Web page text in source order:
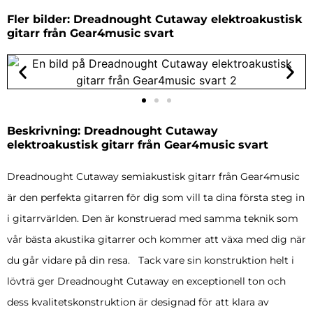
Fler bilder: Dreadnought Cutaway elektroakustisk
gitarr från Gear4music svart
Beskrivning: Dreadnought Cutaway
elektroakustisk gitarr från Gear4music svart
Dreadnought Cutaway semiakustisk gitarr från Gear4music
är den perfekta gitarren för dig som vill ta dina första steg in
i gitarrvärlden. Den är konstruerad med samma teknik som
vår bästa akustika gitarrer och kommer att växa med dig när
du går vidare på din resa. Tack vare sin konstruktion helt i
lövträ ger Dreadnought Cutaway en exceptionell ton och
dess kvalitetskonstruktion är designad för att klara av